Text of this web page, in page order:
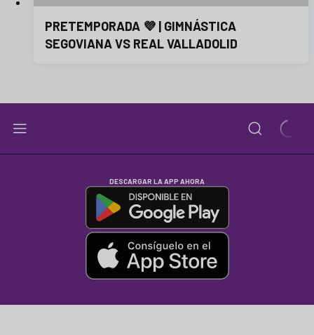
PRETEMPORADA 💜 | GIMNÁSTICA
SEGOVIANA VS REAL VALLADOLID
DESCARGAR LA APP AHORA